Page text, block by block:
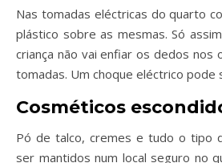
Nas tomadas eléctricas do quarto
plástico sobre as mesmas. Só
criança não vai enfiar os dedos nos
tomadas. Um choque eléctrico pode
Cosméticos
Pó de talco, cremes e tudo o tipo
ser mantidos num local seguro no